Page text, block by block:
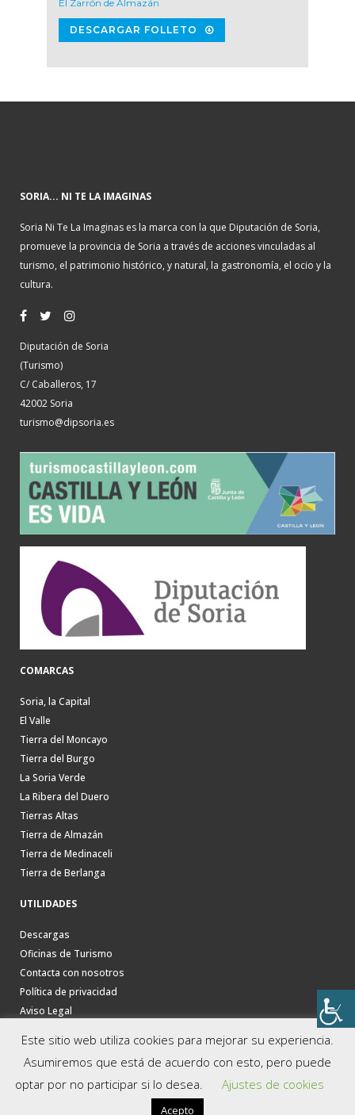
El Zarrón de Almazán
DESCARGAR FOLLETO
SORIA... NI TE LA IMAGINAS
Soria Ni Te La Imaginas es la marca con la que Diputación de Soria,
promueve la provincia de Soria a través de acciones vinculadas al
turismo, el patrimonio histórico, y natural, la gastronomía, el ocio y la
cultura.
Diputación de Soria
(Turismo)
C/ Caballeros, 17
42002 Soria
turismo@dipsoria.es
COMARCAS
Soria, la Capital
El Valle
Tierra del Moncayo
Tierra del Burgo
La Soria Verde
La Ribera del Duero
Tierras Altas
Tierra de Almazán
Tierra de Medinaceli
Tierra de Berlanga
UTILIDADES
Descargas
Oficinas de Turismo
Contacta con nosotros
Política de privacidad
Aviso Legal
Este sitio web utiliza cookies para mejorar su experiencia.
Asumiremos que está de acuerdo con esto, pero puede
optar por no participar si lo desea.
Ajustes de cookies
Acepto